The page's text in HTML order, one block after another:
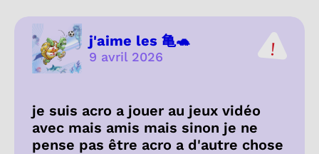
j'aime les 亀🐢
9 avril 2026
je suis acro a jouer au jeux vidéo
avec mais amis mais sinon je ne
pense pas être acro a d'autre chose